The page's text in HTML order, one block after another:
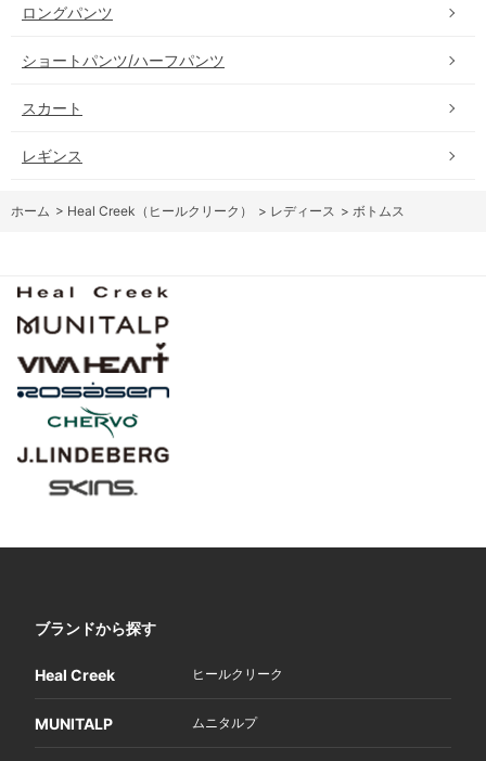
ロングパンツ
ショートパンツ/ハーフパンツ
スカート
レギンス
ホーム > Heal Creek（ヒールクリーク） > レディース > ボトムス
ブランドから探す
Heal Creek ヒールクリーク
MUNITALP ムニタルプ